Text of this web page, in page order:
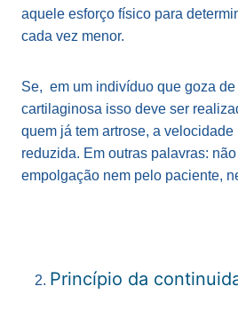
aquele esforço físico para
cada vez menor.
Se, em um indivíduo que goza
cartilaginosa isso deve ser
quem já tem artrose, a
reduzida. Em outras palavras:
empolgação nem pelo paciente,
Princípio da